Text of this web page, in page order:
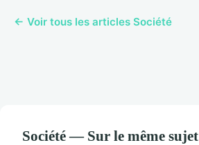
← Voir tous les articles Société
Société — Sur le même sujet